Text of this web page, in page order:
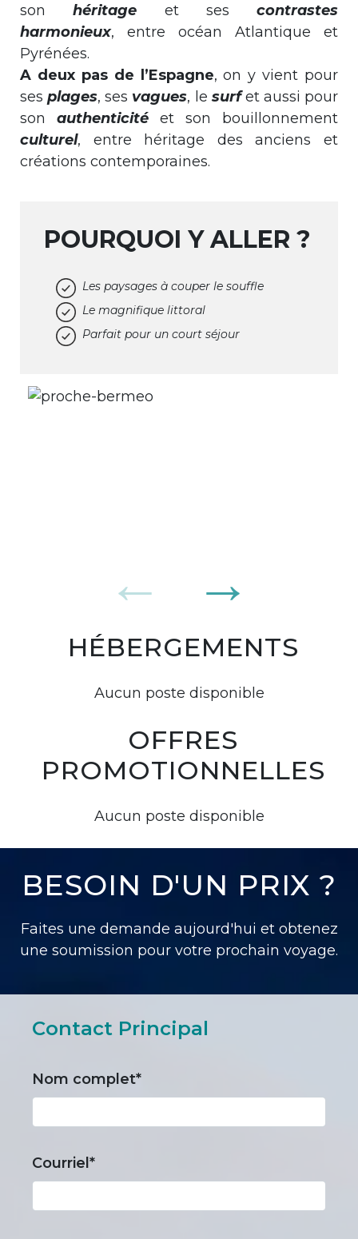
sonhéritage et ses contrastes
harmonieux, entre océan Atlantique et
Pyrénées.
A deux pas de l’Espagne, on y vient pour
sesplages, ses vagues, le surfet aussi pour
son authenticité et son bouillonnement
culturel, entre héritage des anciens et
créations contemporaines.
POURQUOI Y ALLER ?
Les paysages à couper le souffle
Le magnifique littoral
Parfait pour un court séjour
HÉBERGEMENTS
Aucun poste disponible
OFFRES
PROMOTIONNELLES
Aucun poste disponible
BESOIN D'UN PRIX ?
Faites une demande aujourd'hui et obtenez
une soumission pour votre prochain voyage.
Contact Principal
Nom complet*
Courriel*